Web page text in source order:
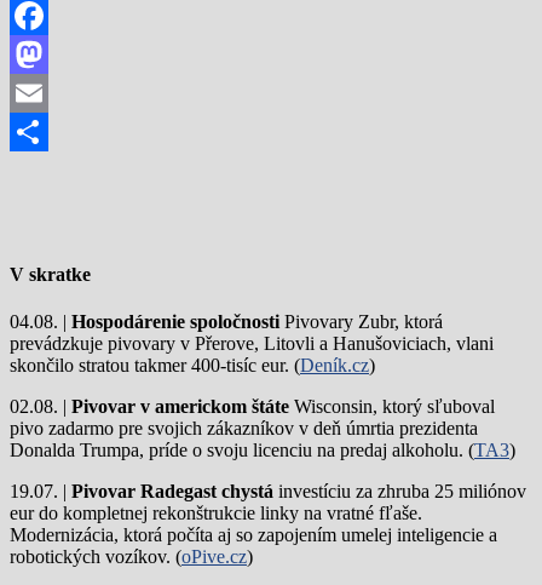
Facebook
Mastodon
Email
V skratke
04.08. | Hospodárenie spoločnosti Pivovary Zubr, ktorá
prevádzkuje pivovary v Přerove, Litovli a Hanušoviciach, vlani
skončilo stratou takmer 400-tisíc eur. (Deník.cz)
02.08. | Pivovar v americkom štáte Wisconsin, ktorý sľuboval
pivo zadarmo pre svojich zákazníkov v deň úmrtia prezidenta
Donalda Trumpa, príde o svoju licenciu na predaj alkoholu. (TA3)
19.07. | Pivovar Radegast chystá investíciu za zhruba 25 miliónov
eur do kompletnej rekonštrukcie linky na vratné fľaše.
Modernizácia, ktorá počíta aj so zapojením umelej inteligencie a
robotických vozíkov. (oPive.cz)